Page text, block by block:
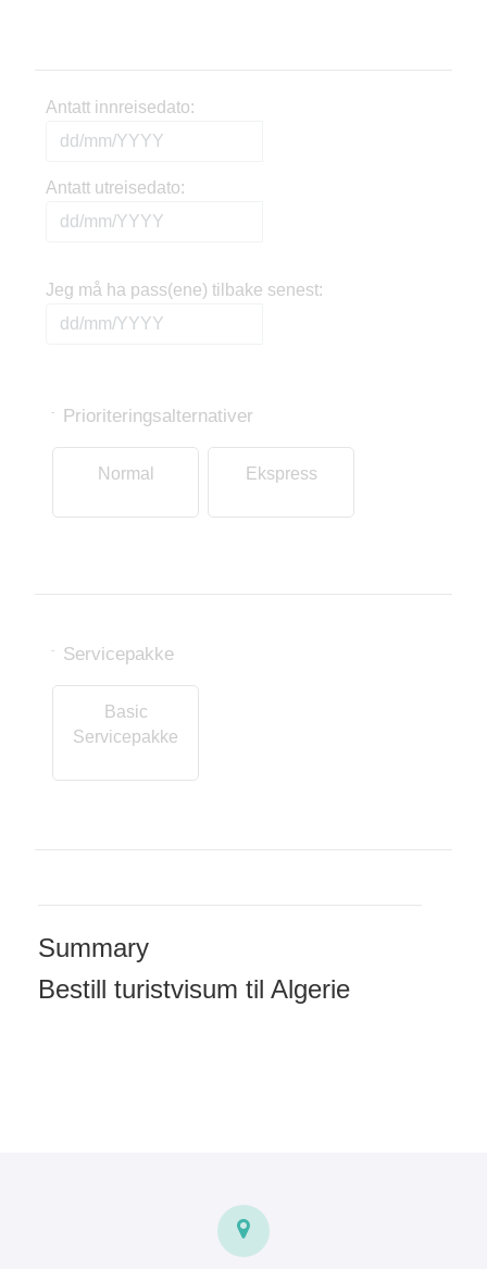
Antatt innreisedato:
Antatt utreisedato:
Jeg må ha pass(ene) tilbake senest:
- Prioriteringsalternativer
Normal Ekspress
- Servicepakke
Basic
Servicepakke
Summary
Bestill turistvisum til Algerie